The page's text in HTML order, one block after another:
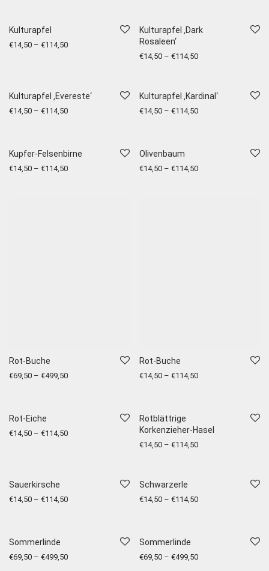
Kulturapfel
€14,50 – €114,50
Kulturapfel ‚Dark
Rosaleen‘
€14,50 – €114,50
Kulturapfel ‚Evereste‘
€14,50 – €114,50
Kulturapfel ‚Kardinal‘
€14,50 – €114,50
Kupfer-Felsenbirne
€14,50 – €114,50
Olivenbaum
€14,50 – €114,50
Rot-Buche
€69,50 – €499,50
Rot-Buche
€14,50 – €114,50
Rot-Eiche
€14,50 – €114,50
Rotblättrige
Korkenzieher-Hasel
€14,50 – €114,50
Sauerkirsche
€14,50 – €114,50
Schwarzerle
€14,50 – €114,50
Sommerlinde
€69,50 – €499,50
Sommerlinde
€69,50 – €499,50